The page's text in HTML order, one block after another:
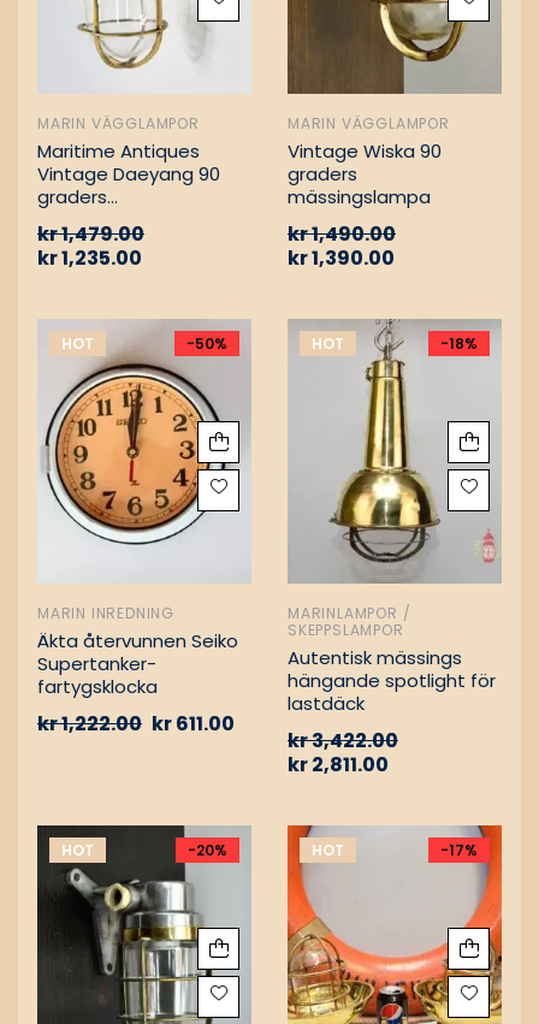
MARIN VÄGGLAMPOR
Maritime Antiques
Vintage Daeyang 90
graders
kr1,479.00
kr1,235.00
MARIN VÄGGLAMPOR
Vintage Wiska 90
graders
mässingslampa
kr1,490.00
kr1,390.00
HOT -50%
MARIN INREDNING
Äkta återvunnen Seiko
Supertanker-
fartygsklocka
kr1,222.00 kr611.00
HOT -18%
MARINLAMPOR /
SKEPPSLAMPOR
Autentisk mässings
hängande spotlight för
lastdäck
kr3,422.00
kr2,811.00
HOT -20% HOT -17%